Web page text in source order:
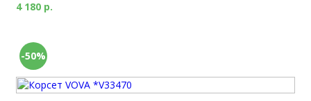
4 180 р.
-50%